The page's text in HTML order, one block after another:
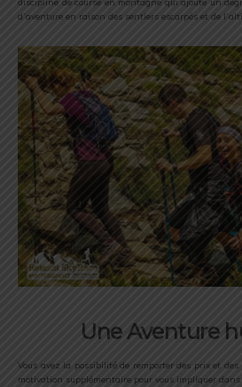
d’aventure en raison des sentiers escarpés et de
Une Aventure
Vous avez la possibilité de remporter des prix et
motivation supplémentaire pour vous impliquer